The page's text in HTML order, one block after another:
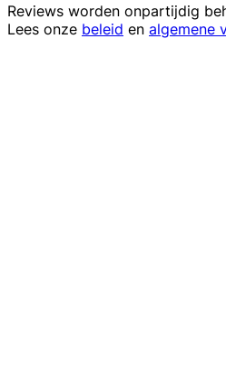
Reviews worden onpartijdig
Lees onze beleid en algemene